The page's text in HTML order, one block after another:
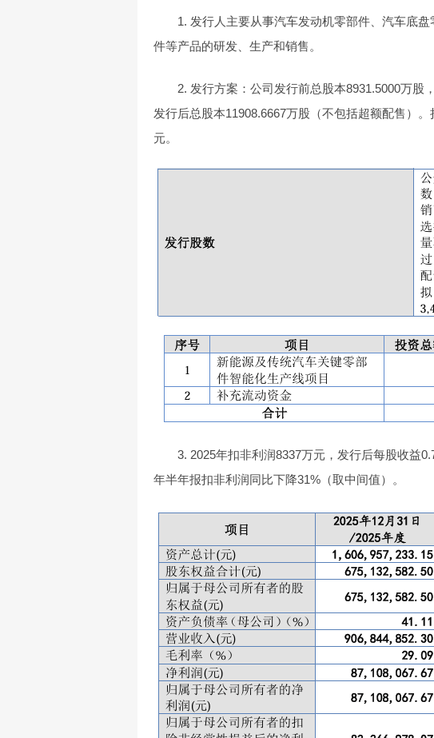
1. 发行人主要从事汽车发动机零部件、汽车底
件等产品的研发、生产和销售。
2. 发行方案：公司发行前总股本8931.5000万股
发行后总股本11908.6667万股（不包括超额配售）
元。
3. 2025年扣非利润8337万元，发行后每股收益
年半年报扣非利润同比下降31%（取中间值）。